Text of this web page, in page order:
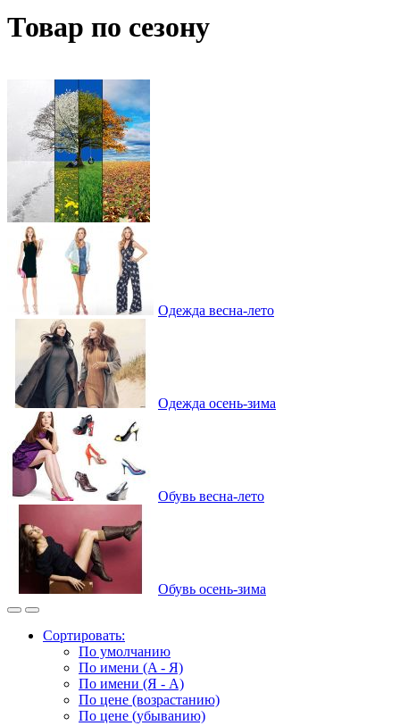
Товар по сезону
Одежда весна-лето
Одежда осень-зима
Обувь весна-лето
Обувь осень-зима
Сортировать:
По умолчанию
По имени (A - Я)
По имени (Я - A)
По цене (возрастанию)
По цене (убыванию)